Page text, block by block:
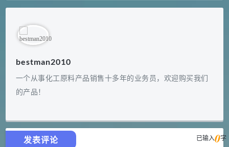
bestman2010
一个从事化工原料产品销售十多年的业务员，欢迎购买我们
的产品！
发表评论 已输入0字